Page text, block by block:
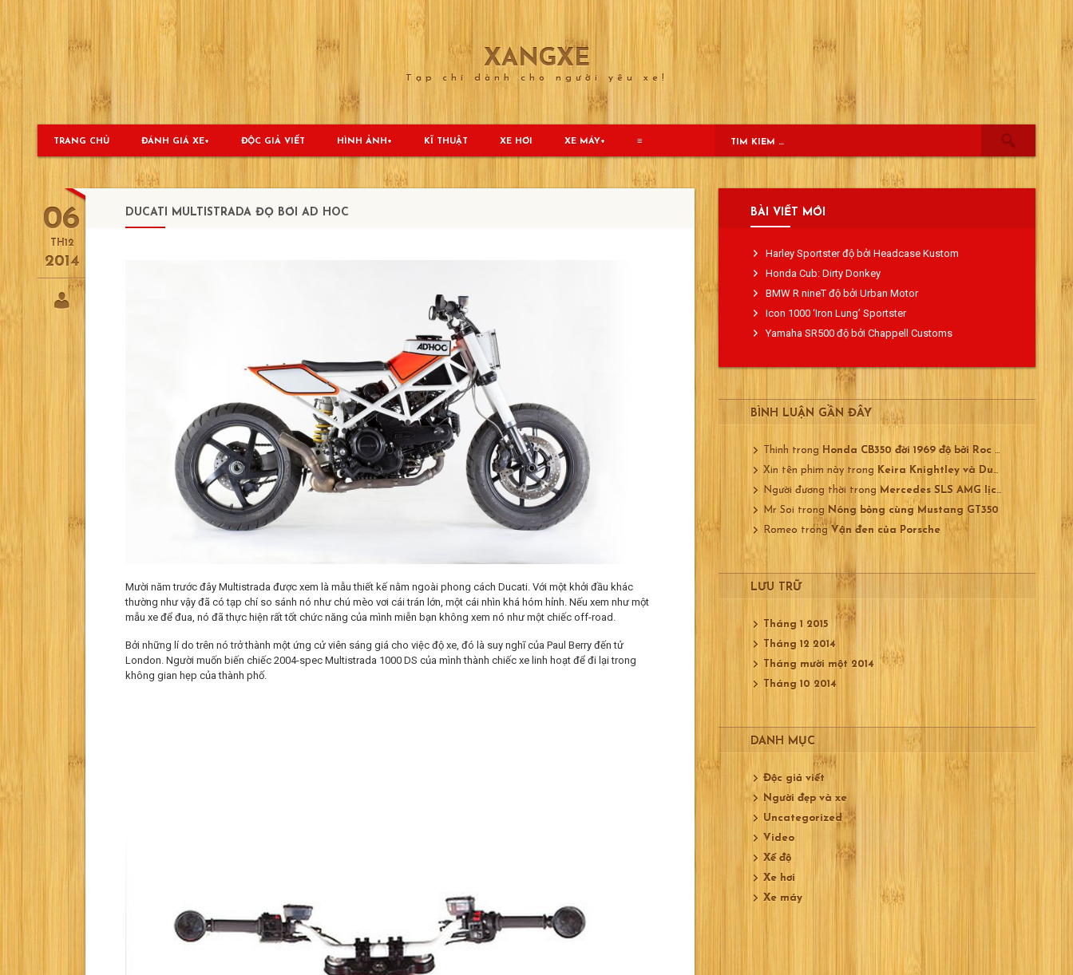
XANGXE
Tạp chí dành cho người yêu xe!
TRANG CHỦ ĐÁNH GIÁ XE ĐỘC GIẢ VIẾT HÌNH ẢNH KĨ THUẬT XE HƠI XE MÁY ≡
DUCATI MULTISTRADA ĐỘ BỞI AD HOC
06
TH12
2014
Mười năm trước đây Multistrada được xem là mẫu thiết kế nằm ngoài phong cách Ducati. Với một khởi đầu khác
thường như vậy đã có tạp chí so sánh nó như chú mèo vơi cái trán lớn, một cái nhìn khá hóm hỉnh. Nếu xem như một
mẫu xe để đua, nó đã thực hiện rất tốt chức năng của mình miễn bạn không xem nó như một chiếc off-road.
Bởi những lí do trên nó trở thành một ứng cử viên sáng giá cho việc độ xe, đó là suy nghĩ của Paul Berry đến tử
London. Người muốn biến chiếc 2004-spec Multistrada 1000 DS của mình thành chiếc xe linh hoạt để đi lại trong
không gian hẹp của thành phố.
BÀI VIẾT MỚI
Harley Sportster độ bởi Headcase Kustom
Honda Cub: Dirty Donkey
BMW R nineT độ bởi Urban Motor
Icon 1000 ‘Iron Lung’ Sportster
Yamaha SR500 độ bởi Chappell Customs
BÌNH LUẬN GẦN ĐÂY
Thinh trong
Honda CB350 đời 1969 độ bởi Roc City
Xin tên phim này trong
Keira Knightley và Ducati 750
Người đương thời trong Mercedes SLS AMG lịch lãm
Mr Soi trong Nóng bỏng cùng Mustang GT350
Romeo trongVận đen của Porsche
LƯU TRỮ
Tháng 1 2015
Tháng 12 2014
Tháng mười một 2014
Tháng 10 2014
DANH MỤC
Độc giả viết
Người đẹp và xe
Uncategorized
Video
Xế độ
Xe hơi
Xe máy